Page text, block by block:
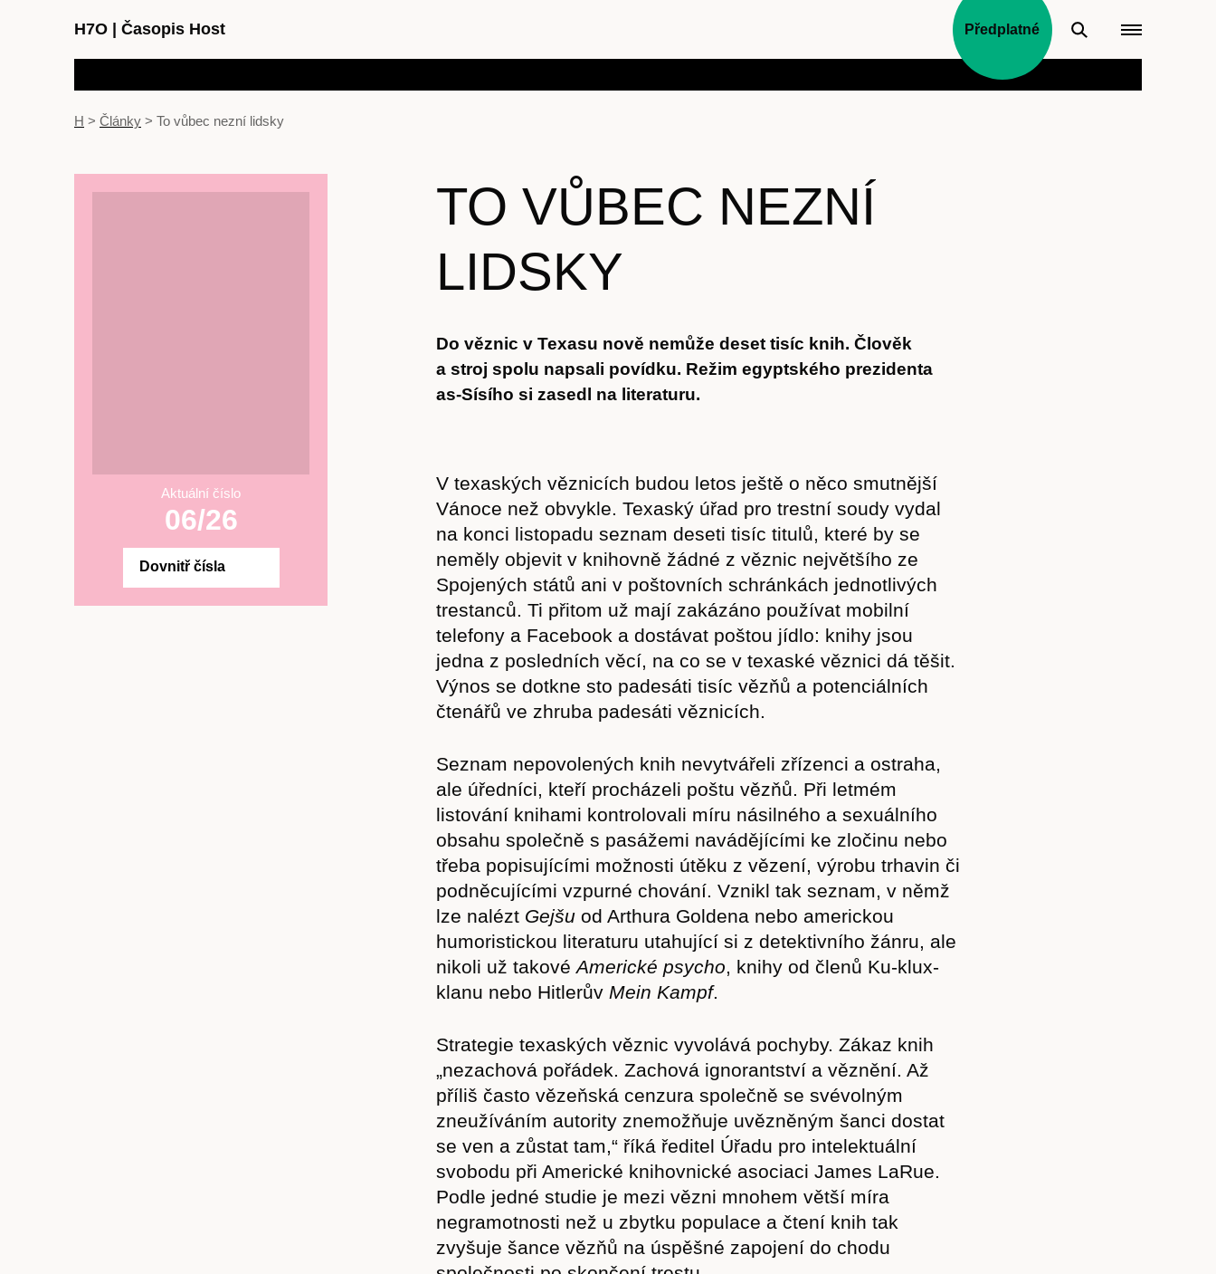
H7O Časopis Host Předplatné
H > Články > To vůbec nezní lidsky
Aktuální číslo
06/26
Dovnitř čísla
TO VŮBEC NEZNÍ
LIDSKY
Do věznic v Texasu nově nemůže deset tisíc knih. Člověk
a stroj spolu napsali povídku. Režim egyptského prezidenta
as-Sísího si zasedl na literaturu.
V texaských věznicích budou letos ještě o něco smutnější
Vánoce než obvykle. Texaský úřad pro trestní soudy vydal
na konci listopadu seznam deseti tisíc titulů, které by se
neměly objevit v knihovně žádné z věznic největšího ze
Spojených států ani v poštovních schránkách jednotlivých
trestanců. Ti přitom už mají zakázáno používat mobilní
telefony a Facebook a dostávat poštou jídlo: knihy jsou
jedna z posledních věcí, na co se v texaské věznici dá těšit.
Výnos se dotkne sto padesáti tisíc vězňů a potenciálních
čtenářů ve zhruba padesáti věznicích.
Seznam nepovolených knih nevytvářeli zřízenci a ostraha,
ale úředníci, kteří procházeli poštu vězňů. Při letmém
listování knihami kontrolovali míru násilného a sexuálního
obsahu společně s pasážemi navádějícími ke zločinu nebo
třeba popisujícími možnosti útěku z vězení, výrobu trhavin či
podněcujícími vzpurné chování. Vznikl tak seznam, v němž
lze nalézt Gejšu od Arthura Goldena nebo americkou
humoristickou literaturu utahující si z detektivního žánru, ale
nikoli už takovéAmerické psycho, knihy od členů Ku-klux-
klanu nebo Hitlerův Mein Kampf.
Strategie texaských věznic vyvolává pochyby. Zákaz knih
„nezachová pořádek. Zachová ignorantství a věznění. Až
příliš často vězeňská cenzura společně se svévolným
zneužíváním autority znemožňuje uvězněným šanci dostat
se ven a zůstat tam,“ říká ředitel Úřadu pro intelektuální
svobodu při Americké knihovnické asociaci James LaRue.
Podle jedné studie je mezi vězni mnohem větší míra
negramotnosti než u zbytku populace a čtení knih tak
zvyšuje šance vězňů na úspěšné zapojení do chodu